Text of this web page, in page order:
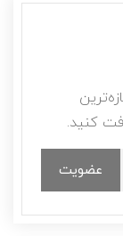
کنید.
عضویت